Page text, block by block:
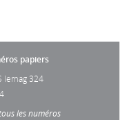
papiers
lemag 324
les numéros